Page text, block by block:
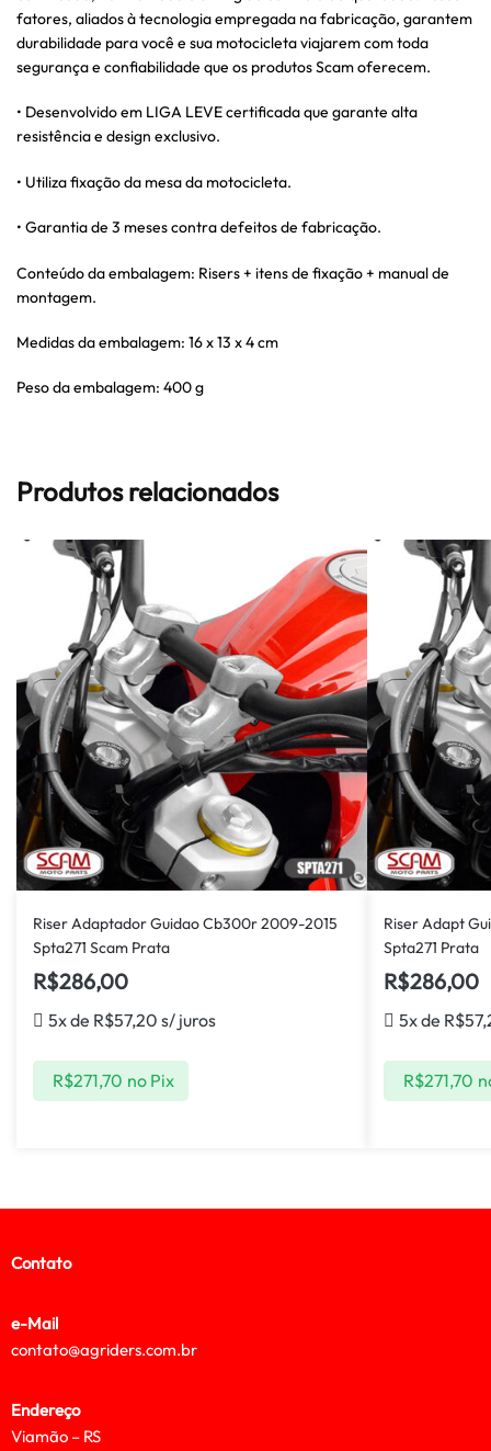
fatores, aliados à tecnologia empregada na fabricação, garantem
durabilidade para você e sua motocicleta viajarem com toda
segurança e confiabilidade que os produtos Scam oferecem.
• Desenvolvido em LIGA LEVE certificada que garante alta
resistência e design exclusivo.
• Utiliza fixação da mesa da motocicleta.
• Garantia de 3 meses contra defeitos de fabricação.
Conteúdo da embalagem: Risers + itens de fixação + manual de
montagem.
Medidas da embalagem: 16 x 13 x 4 cm
Peso da embalagem: 400 g
Produtos relacionados
Riser Adaptador Guidao Cb300r 2009-2015
Spta271 Scam Prata
R$286,00
5x de R$57,20 s/ juros
R$271,70 no Pix
Riser Adapt
Spta271 Prata
R$286,00
5x de R$
R$271,70
Contato
e-Mail
contato@agriders.com.br
Endereço
Viamão – RS